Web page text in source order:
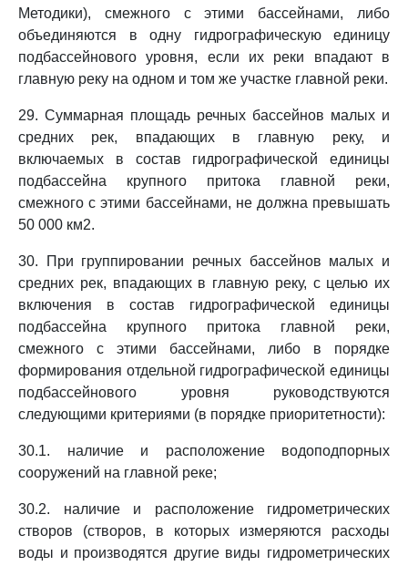
Методики), смежного с этими бассейнами, либо
объединяются в одну гидрографическую единицу
подбассейнового уровня, если их реки впадают в
главную реку на одном и том же участке главной реки.
29. Суммарная площадь речных бассейнов малых и
средних рек, впадающих в главную реку, и
включаемых в состав гидрографической единицы
подбассейна крупного притока главной реки,
смежного с этими бассейнами, не должна превышать
50 000 км2.
30. При группировании речных бассейнов малых и
средних рек, впадающих в главную реку, с целью их
включения в состав гидрографической единицы
подбассейна крупного притока главной реки,
смежного с этими бассейнами, либо в порядке
формирования отдельной гидрографической единицы
подбассейнового уровня руководствуются
следующими критериями (в порядке приоритетности):
30.1. наличие и расположение водоподпорных
сооружений на главной реке;
30.2. наличие и расположение гидрометрических
створов (створов, в которых измеряются расходы
воды и производятся другие виды гидрометрических